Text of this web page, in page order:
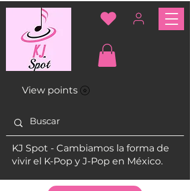
View points
KJ Spot - Cambiamos la forma de
vivir el K-Pop y J-Pop en México.